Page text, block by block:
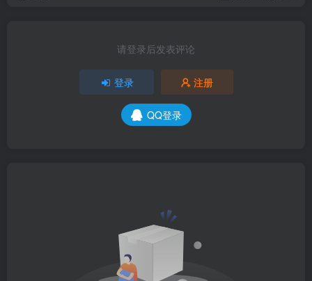
请登录后发表评论
登录 注册
QQ登录